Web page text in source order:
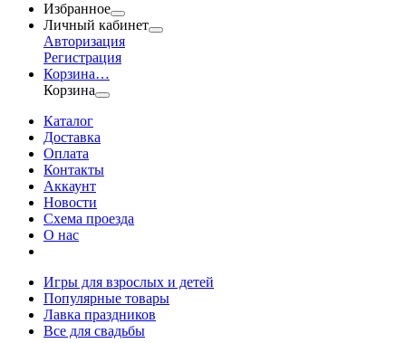
Избранное
Личный кабинет
Авторизация
Регистрация
Корзина…
Корзина
Каталог
Доставка
Оплата
Контакты
Аккаунт
Новости
Схема проезда
О нас
Игры для взрослых и детей
Популярные товары
Лавка праздников
Все для свадьбы